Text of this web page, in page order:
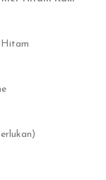
Hitam